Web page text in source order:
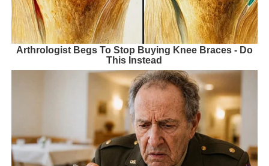
Arthrologist Begs To Stop Buying Knee Braces - Do
This Instead